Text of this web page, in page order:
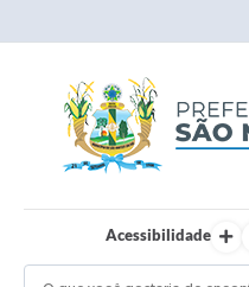
Acessibilidade